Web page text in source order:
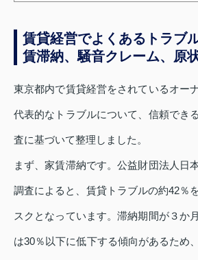
賃貸経営でよくあるトラブ
賃滞納、騒音クレーム、原
東京都内で賃貸経営をされているオー
代表的なトラブルについて、信頼でき
査に基づいて整理しました。
まず、家賃滞納です。公益財団法人日
調査によると、賃貸トラブルの約42％
スクとなっています。滞納期間が３か
は30％以下に低下する傾向があるため